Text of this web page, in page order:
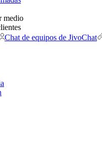
medio
Chat de equipos de JivoChat